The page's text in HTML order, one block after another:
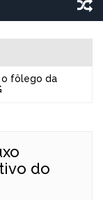
o fôlego da
do